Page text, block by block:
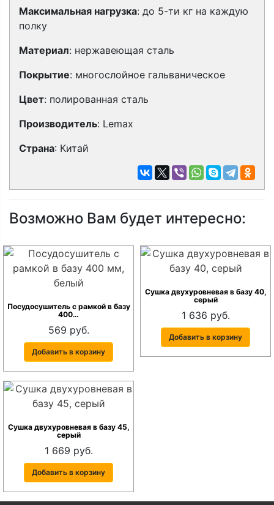
Максимальная нагрузка: до 5-ти кг на каждую
полку
Материал: нержавеющая сталь
Покрытие: многослойное гальваническое
Цвет: полированная сталь
Производитель: Lemax
Страна: Китай
Возможно Вам будет интересно:
Посудосушитель с рамкой в базу
400…
569 руб.
Добавить в корзину
Сушка двухуровневая в базу 40,
серый
1 636 руб.
Добавить в корзину
Сушка двухуровневая в базу 45,
серый
1 669 руб.
Добавить в корзину